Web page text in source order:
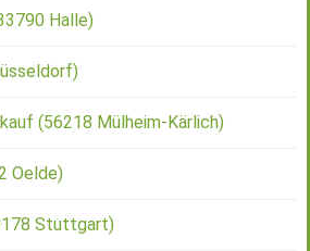
Halle)
(56218 Mülheim-Kärlich)
Oelde)
Stuttgart)